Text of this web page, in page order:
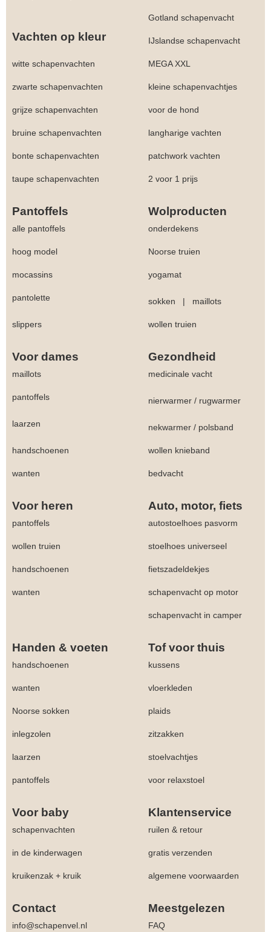
Gotland schapenvacht
Vachten op kleur IJslandse schapenvacht
witte schapenvachten MEGA XXL
zwarte schapenvachten kleine schapenvachtjes
grijze schapenvachten voor de hond
bruine schapenvachten langharige vachten
bonte schapenvachten patchwork vachten
taupe schapenvachten 2 voor 1 prijs
Pantoffels Wolproducten
alle pantoffels onderdekens
hoog model Noorse truien
mocassins yogamat
pantolette sokken | maillots
slippers wollen truien
Voor dames Gezondheid
maillots medicinale vacht
pantoffels nierwarmer / rugwarmer
laarzen nekwarmer / polsband
handschoenen wollen knieband
wanten bedvacht
Voor heren Auto, motor, fiets
pantoffels autostoelhoes pasvorm
wollen truien stoelhoes universeel
handschoenen fietszadeldekjes
wanten schapenvacht op motor
schapenvacht in camper
Handen & voeten Tof voor thuis
handschoenen kussens
wanten vloerkleden
Noorse sokken plaids
inlegzolen zitzakken
laarzen stoelvachtjes
pantoffels voor relaxstoel
Voor baby Klantenservice
schapenvachten ruilen & retour
in de kinderwagen gratis verzenden
kruikenzak + kruik algemene voorwaarden
Contact Meestgelezen
info@schapenvel.nl FAQ